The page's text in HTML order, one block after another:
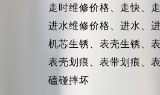
走时维修价格、 走快、
进水维修价格、进水、
机芯生锈、表壳生锈、
表壳划痕、表带划痕、
磕碰摔坏